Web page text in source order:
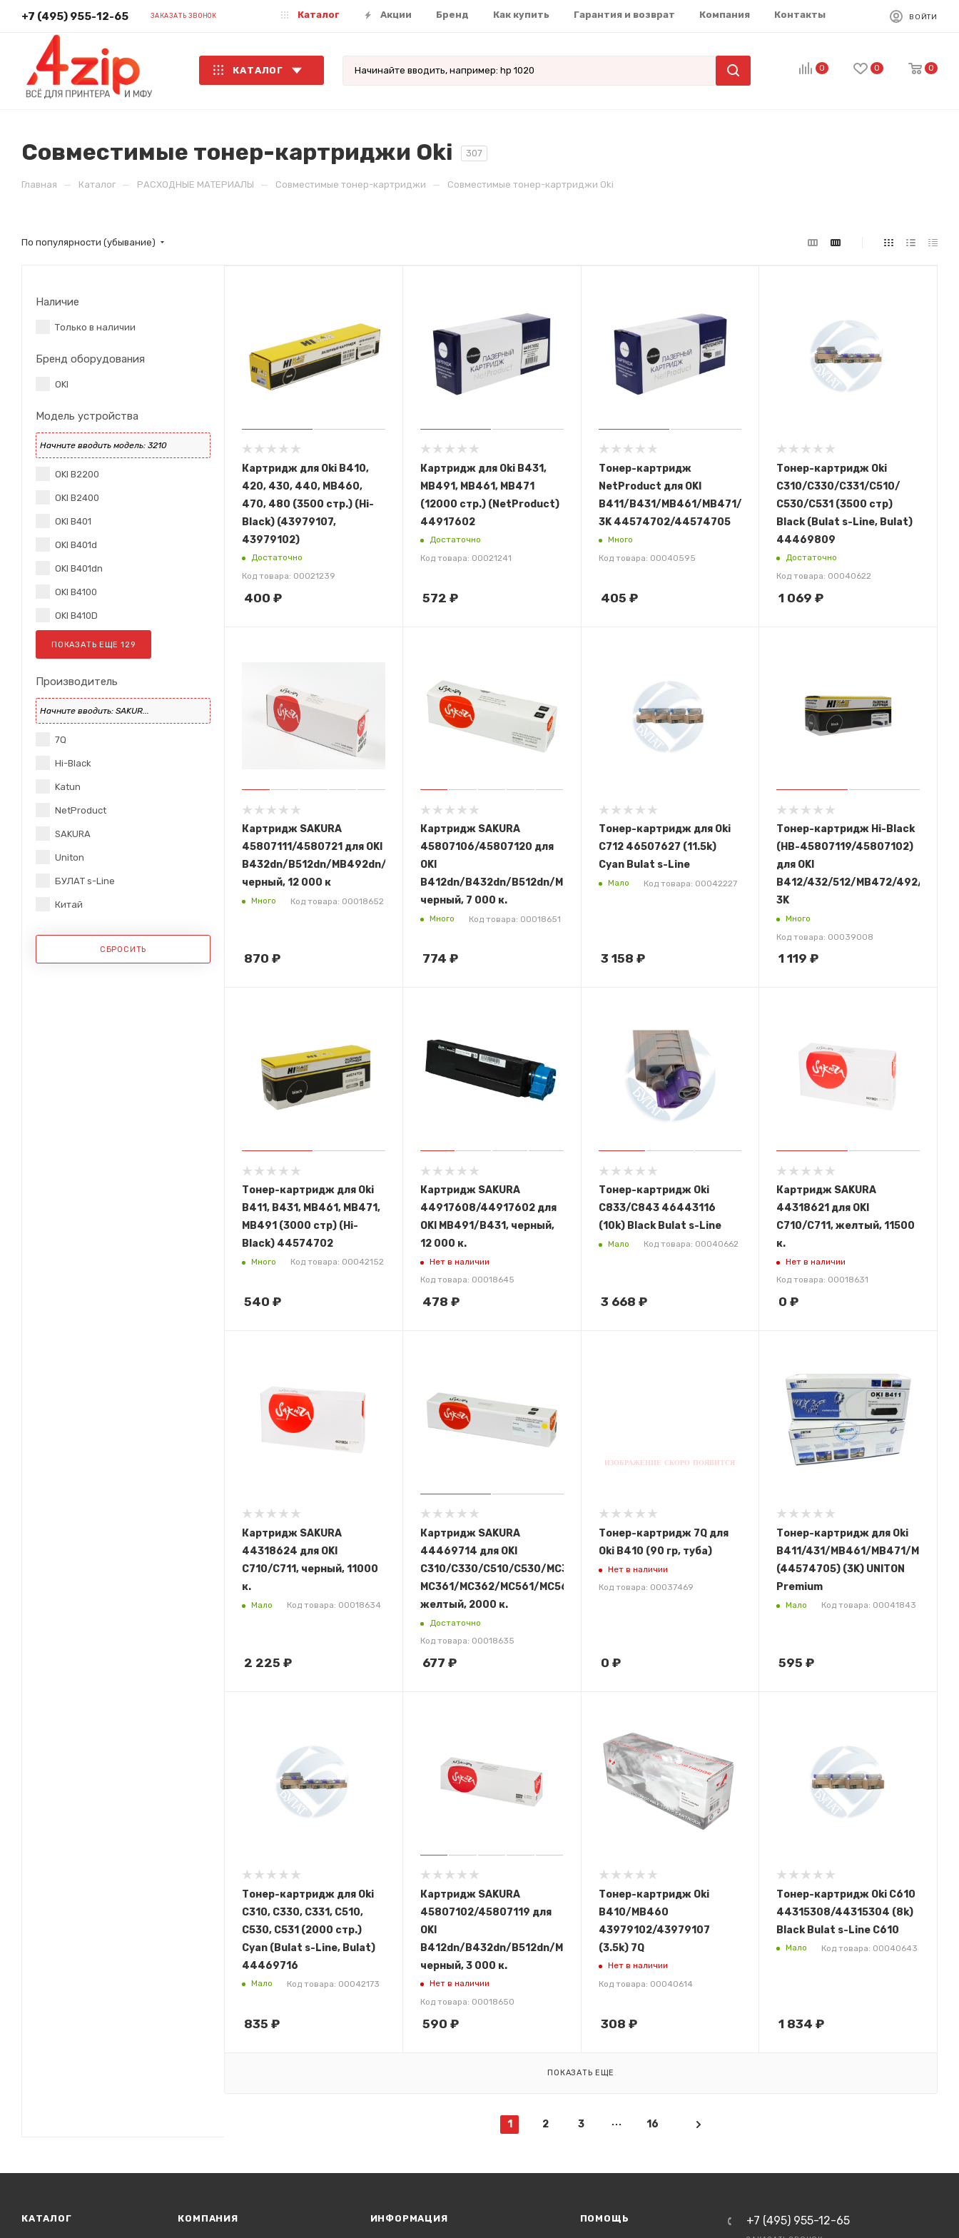
+7 (495) 955-12-65 ЗАКАЗАТЬ ЗВОНОК Каталог Акции Бренд Как купить Гарантия и возврат Компания Контакты ВОЙТИ
КАТАЛОГ 0 0 0
Совместимые тонер-картриджи Oki 307
Главная — Каталог — РАСХОДНЫЕ МАТЕРИАЛЫ — Совместимые тонер-картриджи — Совместимые тонер-картриджи Oki
По популярности (убывание)
Наличие
Только в наличии
Бренд оборудования
OKI
Модель устройства
OKI B2200
OKI B2400
OKI B401
OKI B401d
OKI B401dn
OKI B4100
OKI B410D
ПОКАЗАТЬ ЕЩЕ129
Производитель
7Q
Hi-Black
Katun
NetProduct
SAKURA
Uniton
БУЛАТ s-Line
Китай
СБРОСИТЬ
Картридж для Oki B410,
420, 430, 440, MB460,
470, 480 (3500 стр.) (Hi-
Black) (43979107,
43979102)
Достаточно
Код товара: 00021239
400 ₽
Картридж для Oki B431,
MB491, MB461, MB471
(12000 стр.) (NetProduct)
44917602
Достаточно
Код товара: 00021241
572 ₽
Тонер-картридж
NetProduct для OKI
B411/B431/MB461/MB471/MB491,
3K 44574702/44574705
Много
Код товара: 00040595
405 ₽
Тонер-картридж Oki
C310/С330/С331/С510/
С530/С531 (3500 стр)
Black (Bulat s-Line, Bulat)
44469809
Достаточно
Код товара: 00040622
1 069 ₽
Картридж SAKURA
45807111/4580721 для OKI
B432dn/B512dn/MB492dn/MB562dnw,
черный, 12 000 к
Много Код товара: 00018652
870 ₽
Картридж SAKURA
45807106/45807120 для
OKI
B412dn/B432dn/B512dn/MB472dnw/MB492dn/MB562dnw,
черный, 7 000 к.
Много Код товара: 00018651
774 ₽
Тонер-картридж для Oki
C712 46507627 (11.5k)
Cyan Bulat s-Line
Мало Код товара: 00042227
3 158 ₽
Тонер-картридж Hi-Black
(HB-45807119/45807102)
для OKI
B412/432/512/MB472/492/562,
3K
Много
Код товара: 00039008
1 119 ₽
Тонер-картридж для Oki
B411, B431, MB461, MB471,
MB491 (3000 стр) (Hi-
Black) 44574702
Много Код товара: 00042152
540 ₽
Картридж SAKURA
44917608/44917602 для
OKI MB491/B431, черный,
12 000 к.
Нет в наличии
Код товара: 00018645
478 ₽
Тонер-картридж Oki
C833/C843 46443116
(10k) Black Bulat s-Line
Мало Код товара: 00040662
3 668 ₽
Картридж SAKURA
44318621 для OKI
C710/C711, желтый, 11500
к.
Нет в наличии
Код товара: 00018631
0 ₽
Картридж SAKURA
44318624 для OKI
C710/C711, черный, 11000
к.
Мало Код товара: 00018634
2 225 ₽
Картридж SAKURA
44469714 для OKI
C310/C330/C510/C530/MC351/MC352/
MC361/MC362/MC561/MC562,
желтый, 2000 к.
Достаточно
Код товара: 00018635
677 ₽
Тонер-картридж 7Q для
Oki B410 (90 гр, туба)
Нет в наличии
Код товара: 00037469
0 ₽
Тонер-картридж для Oki
B411/431/MB461/MB471/MB491
(44574705) (3K) UNITON
Premium
Мало Код товара: 00041843
595 ₽
Тонер-картридж для Oki
C310, С330, С331, С510,
С530, С531 (2000 стр.)
Cyan (Bulat s-Line, Bulat)
44469716
Мало Код товара: 00042173
835 ₽
Картридж SAKURA
45807102/45807119 для
OKI
B412dn/B432dn/B512dn/MB472dnw/MB492dn/MB562dnw,
черный, 3 000 к.
Нет в наличии
Код товара: 00018650
590 ₽
Тонер-картридж Oki
B410/MB460
43979102/43979107
(3.5k) 7Q
Нет в наличии
Код товара: 00040614
308 ₽
Тонер-картридж Oki C610
44315308/44315304 (8k)
Black Bulat s-Line C610
Мало Код товара: 00040643
1 834 ₽
ПОКАЗАТЬ ЕЩЕ
1 2 3 16
КАТАЛОГ КОМПАНИЯ ИНФОРМАЦИЯ ПОМОЩЬ +7 (495) 955-12-65